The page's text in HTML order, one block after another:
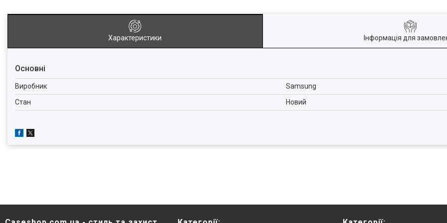
Характеристики Інформація для
Основні
Виробник
Samsung
Стан
Новий